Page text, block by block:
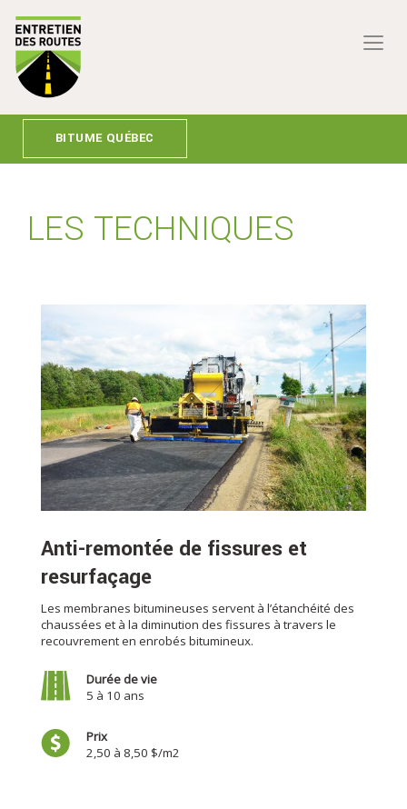
BITUME QUÉBEC
LES TECHNIQUES
Anti-remontée de fissures et
resurfaçage
Les membranes bitumineuses servent à l’étanchéité des
chaussées et à la diminution des fissures à travers le
recouvrement en enrobés bitumineux.
Durée de vie
5 à 10 ans
Prix
2,50 à 8,50 $/m2